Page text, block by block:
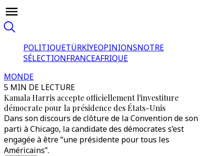
POLITIQUETÜRKİYEOPINIONSNOTRE
SÉLECTIONFRANCEAFRIQUE
MONDE
5 MIN DE LECTURE
Kamala Harris accepte officiellement l'investiture
démocrate pour la présidence des États-Unis
Dans son discours de clôture de la Convention de son
parti à Chicago, la candidate des démocrates s’est
engagée à être “une présidente pour tous les
Américains”.